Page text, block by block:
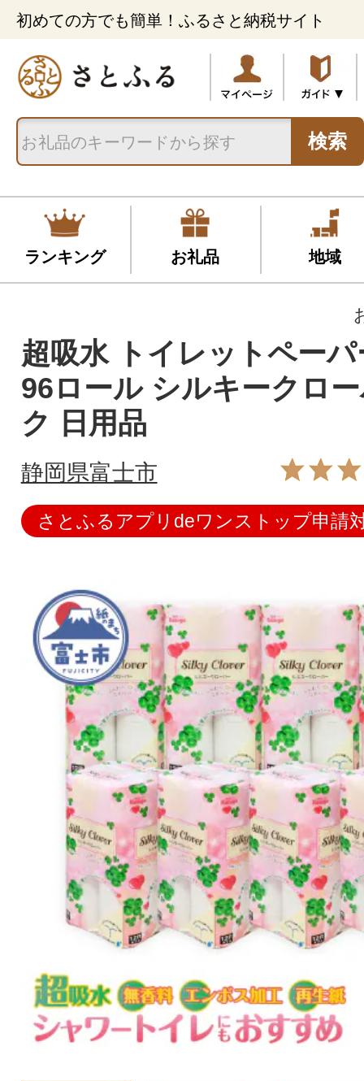
初めての方でも簡単！ふるさと納税サイト
検索
ランキング お礼品 地域
超吸水 トイレットペー
96ロール シルキークロ
ク 日用品
静岡県富士市
さとふるアプリdeワンストップ申請